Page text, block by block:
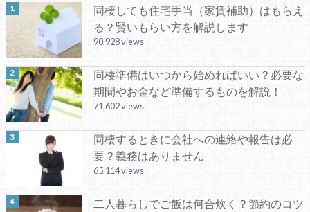
同棲しても住宅手当（家賃補助）はもらえ
る？賢いもらい方を解説します
90,928 views
同棲準備はいつから始めればいい？必要な
期間やお金など準備するものを解説！
71,602 views
同棲するときに会社への連絡や報告は必
要？義務はありません
65,114 views
二人暮らしでご飯は何合炊く？節約のコツ